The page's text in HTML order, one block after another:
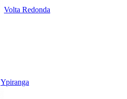
Volta Redonda
Ypiranga